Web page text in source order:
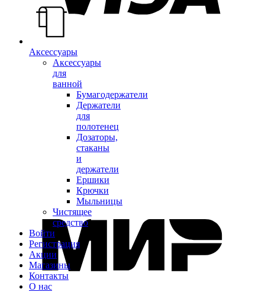
Аксессуары
Аксессуары
для
ванной
Бумагодержатели
Держатели
для
полотенец
Дозаторы,
стаканы
и
держатели
Ершики
Крючки
Мыльницы
Чистящее
средство
Войти
Регистрация
Акции
Магазины
Контакты
О нас